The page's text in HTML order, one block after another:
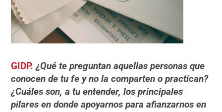
GIDP. ¿Qué te preguntan aquellas personas que
conocen de tu fe y no la comparten o practican?
¿Cuáles son, a tu entender, los principales
pilares en donde apoyarnos para afianzarnos en